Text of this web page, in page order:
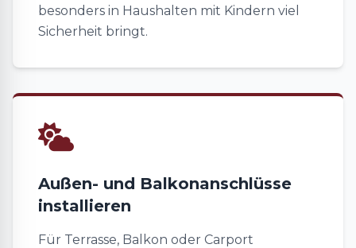
besonders in Haushalten mit Kindern viel
Sicherheit bringt.
Außen- und Balkonanschlüsse
installieren
Für Terrasse, Balkon oder Carport